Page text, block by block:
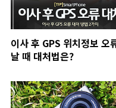
이사 후 GPS 위치정보 오
날 때 대처법은?